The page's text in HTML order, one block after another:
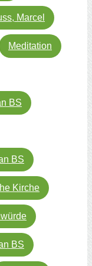
Marcel
Meditation
BS
BS
Kirche
BS